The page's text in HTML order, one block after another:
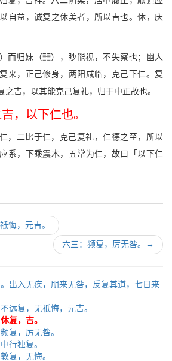
自益，诚复之休美者，所以吉也。休，庆
）而归妹（f），眇能视，不失察也；幽人
来，正己修身，两阳咸临，克己下仁。复
之吉，以其能克己复礼，归于中正故也。
，以下仁也。
，二比于仁，克己复礼，仁德之至，所以
系，下乘震木，五常为仁，故曰「以下仁
悔，元吉。
六三：频复，厉无咎。 →
出入无疾，朋来无咎，反复其道，七日来
远复，无祗悔，元吉。
复，吉。
复，厉无咎。
行独复。
复，无悔。